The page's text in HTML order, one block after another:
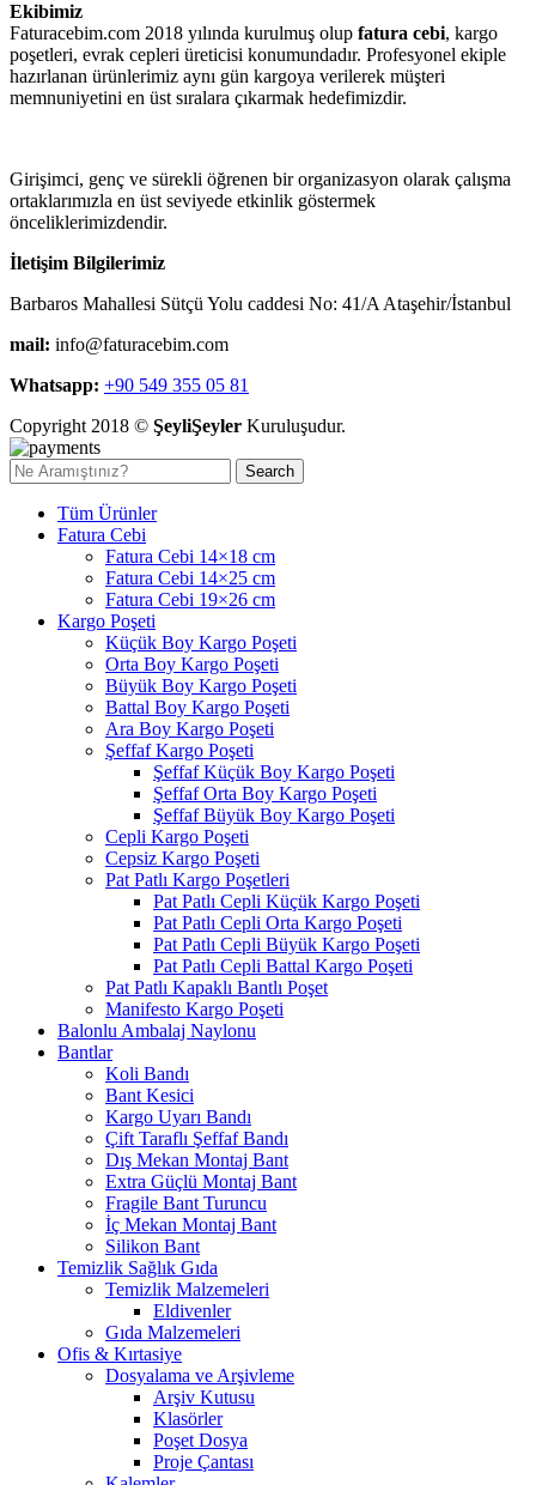
Ekibimiz
Faturacebim.com 2018 yılında kurulmuş olup fatura cebi, kargo
poşetleri, evrak cepleri üreticisi konumundadır. Profesyonel ekiple
hazırlanan ürünlerimiz aynı gün kargoya verilerek müşteri
memnuniyetini en üst sıralara çıkarmak hedefimizdir.
Girişimci, genç ve sürekli öğrenen bir organizasyon olarak çalışma
ortaklarımızla en üst seviyede etkinlik göstermek
önceliklerimizdendir.
İletişim Bilgilerimiz
Barbaros Mahallesi Sütçü Yolu caddesi No: 41/A Ataşehir/İstanbul
mail: info@faturacebim.com
Whatsapp: +90 549 355 05 81
Copyright 2018 © ŞeyliŞeyler Kuruluşudur.
Search
Tüm Ürünler
Fatura Cebi
Fatura Cebi 14×18 cm
Fatura Cebi 14×25 cm
Fatura Cebi 19×26 cm
Kargo Poşeti
Küçük Boy Kargo Poşeti
Orta Boy Kargo Poşeti
Büyük Boy Kargo Poşeti
Battal Boy Kargo Poşeti
Ara Boy Kargo Poşeti
Şeffaf Kargo Poşeti
Şeffaf Küçük Boy Kargo Poşeti
Şeffaf Orta Boy Kargo Poşeti
Şeffaf Büyük Boy Kargo Poşeti
Cepli Kargo Poşeti
Cepsiz Kargo Poşeti
Pat Patlı Kargo Poşetleri
Pat Patlı Cepli Küçük Kargo Poşeti
Pat Patlı Cepli Orta Kargo Poşeti
Pat Patlı Cepli Büyük Kargo Poşeti
Pat Patlı Cepli Battal Kargo Poşeti
Pat Patlı Kapaklı Bantlı Poşet
Manifesto Kargo Poşeti
Balonlu Ambalaj Naylonu
Bantlar
Koli Bandı
Bant Kesici
Kargo Uyarı Bandı
Çift Taraflı Şeffaf Bandı
Dış Mekan Montaj Bant
Extra Güçlü Montaj Bant
Fragile Bant Turuncu
İç Mekan Montaj Bant
Silikon Bant
Temizlik Sağlık Gıda
Temizlik Malzemeleri
Eldivenler
Gıda Malzemeleri
Ofis & Kırtasiye
Dosyalama ve Arşivleme
Arşiv Kutusu
Klasörler
Poşet Dosya
Proje Çantası